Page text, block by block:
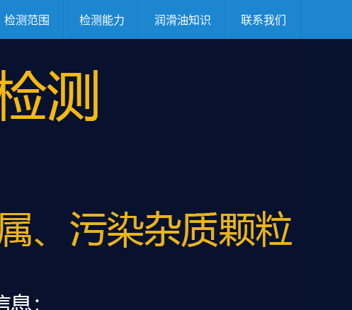
检测范围 检测能力 润滑油知识 联系我们